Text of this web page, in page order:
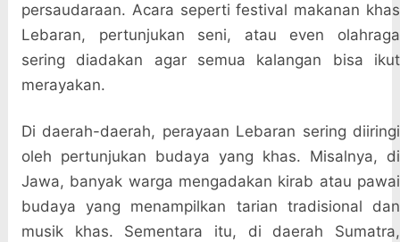
persaudaraan. Acara seperti festival makanan khas
Lebaran, pertunjukan seni, atau even olahraga
sering diadakan agar semua kalangan bisa ikut
merayakan.
Di daerah-daerah, perayaan Lebaran sering diiringi
oleh pertunjukan budaya yang khas. Misalnya, di
Jawa, banyak warga mengadakan kirab atau pawai
budaya yang menampilkan tarian tradisional dan
musik khas. Sementara itu, di daerah Sumatra,